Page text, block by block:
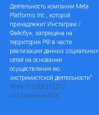
Деятельность компании Meta
Platforms Inc., которой
принадлежит Инстаграм /
Фейсбук, запрещена на
территории РФ в части
реализации данных социальных
сетей на основании
осуществления ею
экстремистской деятельности"
ИНН 711308212372
ИП Кравченя М.В